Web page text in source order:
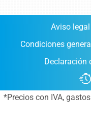
Aviso legal
Condiciones
Declaración
*Precios con IVA,